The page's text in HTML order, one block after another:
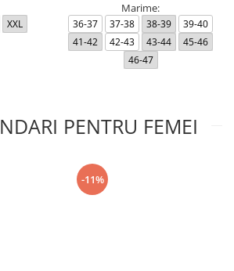
XXL
Marime:
36-37 37-38 38-39
39-40
41-42
42-43 43-44
45-46
46-47
PENTRU FEMEI
-11%